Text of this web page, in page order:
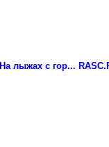
На лыжах с гор...